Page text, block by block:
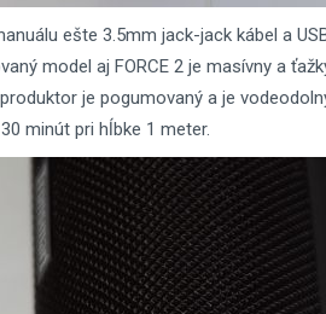
ešte 3.5mm jack-jack kábel a
model aj FORCE 2 je masívny a
je pogumovaný a je
minút pri hĺbke 1 meter.